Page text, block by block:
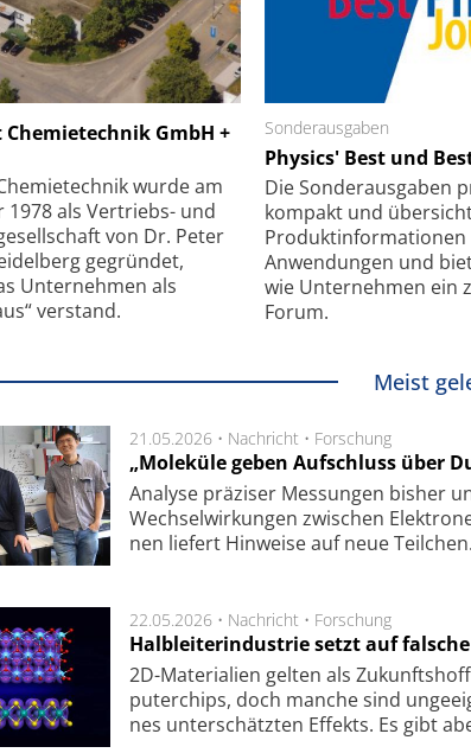
Chemietechnik GmbH +
wurde am
1978 als Vertriebs- und
von Dr. Peter
gegründet,
Unternehmen als
verstand.
Sonderausgaben
Physics' Best und
Die Sonder­ausgaben
kompakt und
Anwendungen und
wie Unternehmen ein
Forum.
Schäfter + Kirchhoff GmbH
Meist
21.05.2026 • Nachricht • Forschung
„Moleküle geben Aufschluss über
Analyse prä­zi­ser Mes­sung­en bis­her
Wech­sel­wir­kung­en zwi­schen
nen lie­fert Hin­wei­se auf neue Teil­chen.
22.05.2026 • Nachricht • Forschung
Halbleiterindustrie setzt auf
2D-Mate­ri­a­li­en gel­ten als
pu­ter­chips, doch man­che sind
nes un­ter­schätz­ten Ef­fekts. Es gibt